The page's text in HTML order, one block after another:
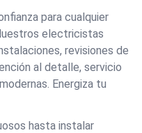
para cualquier
electricistas
revisiones de
al detalle, servicio
Energiza tu
hasta instalar